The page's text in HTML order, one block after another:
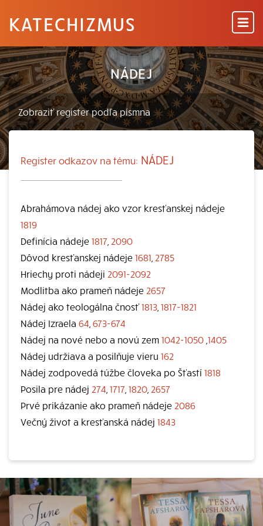
KATECHIZMUS
NÁDEJ
Register odkazov na tému: NÁDEJ
Abrahámova nádej ako vzor kresťanskej nádeje
1819
Definícia nádeje 1817 2090
Dôvod kresťanskej nádeje 1681 2785
Hriechy proti nádeji 2091-2092
Modlitba ako prameň nádeje 2657
Nádej ako teologálna čnosť1813 1817-1821
Nádej Izraela 64 673-674
Nádej na nové nebo a novú zem 1042-1050 1405
Nádej udržiava a posilňuje vieru 162
Nádej zodpovedá túžbe človeka po Šťastí 1818
Posila pre nádej 274 1717 1820 2657
Prvé prikázanie ako prameň nádeje 2086
Večný život a kresťanská nádej 1843